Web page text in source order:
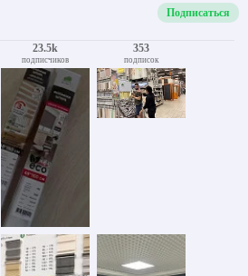
Подписаться
23.5k
подписчиков
353
подписок